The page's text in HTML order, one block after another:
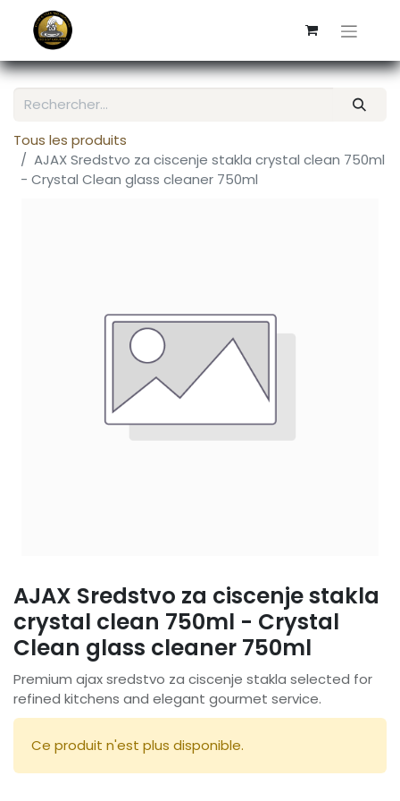
Tous les produits
AJAX Sredstvo za ciscenje stakla crystal clean 750ml
- Crystal Clean glass cleaner 750ml
AJAX Sredstvo za ciscenje stakla
crystal clean 750ml - Crystal
Clean glass cleaner 750ml
Premium ajax sredstvo za ciscenje stakla selected for
refined kitchens and elegant gourmet service.
Ce produit n'est plus disponible.